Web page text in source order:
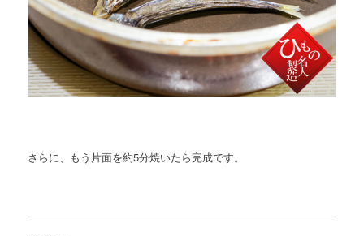
さらに、もう片面を約5分焼いたら完成です。